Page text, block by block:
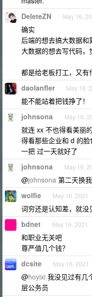
DeleteZN May 16,
确实
后端的想去搞大数据和
大数据的想去写代码，
都是给老板打工，又有
daolanfler May 16,
能不能站着把钱挣了！
johnsona May 16,
就连 xx 不也得看美丽
得看那些企业和 d 的
一把 过一天就好了
johnsona May 16,
@johnsona 第二天换
wolfie May 16, 2021
词穷还是认知差，就没
bdnet May 16, 2021
和职业无关吧
尊严值几个钱？
dcsite May 16, 2021
@hoyixi 我没见过有
层公务员